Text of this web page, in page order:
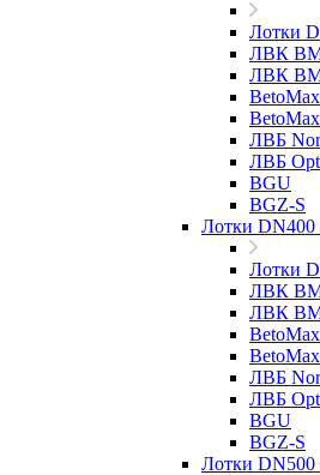
Лотки
ЛВК ВМ
ЛВК
BetoMax
ЛВБ
ЛВБ
BGU
BGZ-S
Лотки DN400
Лотки
ЛВК ВМ
ЛВК
BetoMax
ЛВБ
ЛВБ
BGU
BGZ-S
Лотки DN500